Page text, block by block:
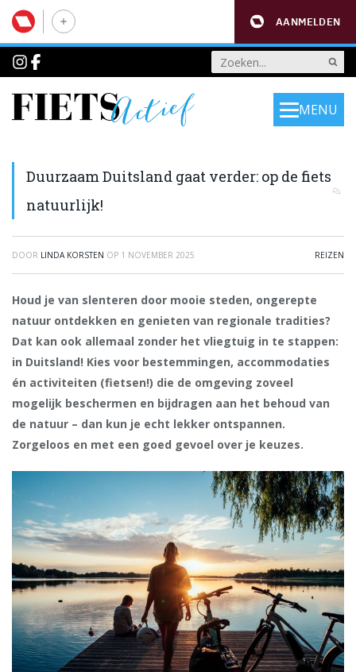
AANMELDEN
MENU
Duurzaam Duitsland gaat verder: op de fiets
natuurlijk!
DOOR LINDA KORSTEN OP 1 NOVEMBER 2025 REIZEN
Houd je van slenteren door mooie steden, ongerepte
natuur ontdekken en genieten van regionale tradities?
Dat kan ook allemaal zonder het vliegtuig in te stappen:
in Duitsland! Kies voor bestemmingen, accommodaties
én activiteiten (fietsen!) die de omgeving zoveel
mogelijk beschermen en bijdragen aan het behoud van
de natuur – dan kun je echt lekker ontspannen.
Zorgeloos en met een goed gevoel over je keuzes.